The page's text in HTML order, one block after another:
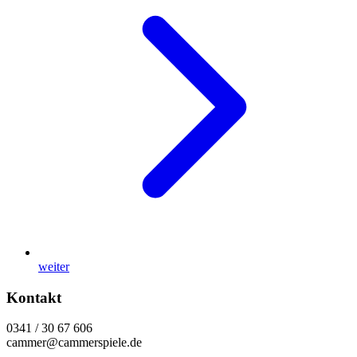
weiter
Kontakt
0341 / 30 67 606
cammer@cammerspiele.de